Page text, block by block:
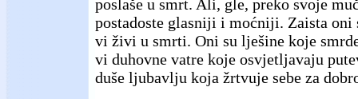
poslaše u smrt. Ali, gle, preko svoje
postadoste glasniji i moćniji. Zaista
vi živi u smrti. Oni su lješine koje
vi duhovne vatre koje osvjetljavaju
duše ljubavlju koja žrtvuje sebe za